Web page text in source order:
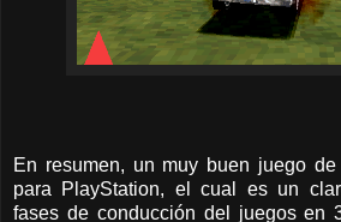
En resumen, un muy buen juego
para PlayStation, el cual es un
fases de conducción del juegos en